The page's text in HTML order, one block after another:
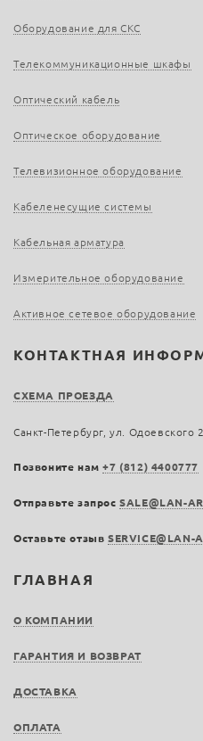
ГЛАВНАЯ
О КОМПАНИИ
ГАРАНТИЯ И ВОЗВРАТ
ДОСТАВКА
ОПЛАТА
Оборудование для СКС
Телекоммуникационные шкафы
Оптический кабель
Оптическое оборудование
Телевизионное оборудование
Кабеленесущие системы
Кабельная арматура
Измерительное оборудование
Активное сетевое оборудование
КОНТАКТНАЯ
СХЕМА ПРОЕЗДА
Санкт-Петербург, ул. Одоевского
Позвоните нам+7 (812) 4400777
Отправьте запросSALE@LAN-
Оставьте отзыв SERVICE@LAN-